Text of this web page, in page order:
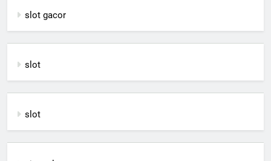
slot gacor
slot
slot